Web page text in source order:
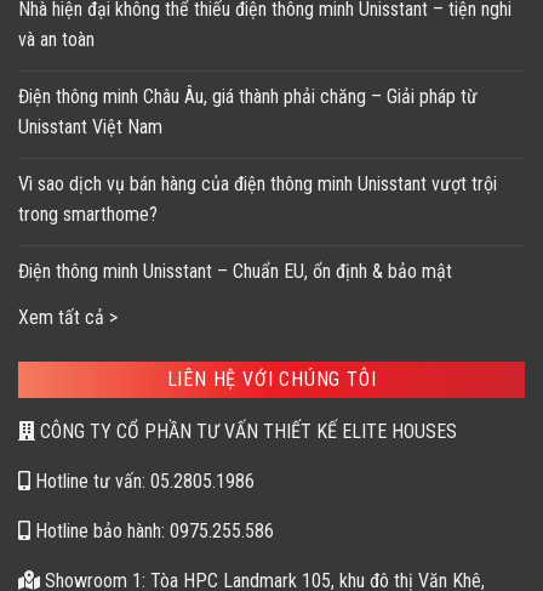
Nhà hiện đại không thể thiếu điện thông minh Unisstant – tiện nghi
và an toàn
Điện thông minh Châu Âu, giá thành phải chăng – Giải pháp từ
Unisstant Việt Nam
Vì sao dịch vụ bán hàng của điện thông minh Unisstant vượt trội
trong smarthome?
Điện thông minh Unisstant – Chuẩn EU, ổn định & bảo mật
Xem tất cả >
LIÊN HỆ VỚI CHÚNG TÔI
CÔNG TY CỔ PHẦN TƯ VẤN THIẾT KẾ ELITE HOUSES
Hotline tư vấn: 05.2805.1986
Hotline bảo hành: 0975.255.586
Showroom 1: Tòa HPC Landmark 105, khu đô thị Văn Khê,